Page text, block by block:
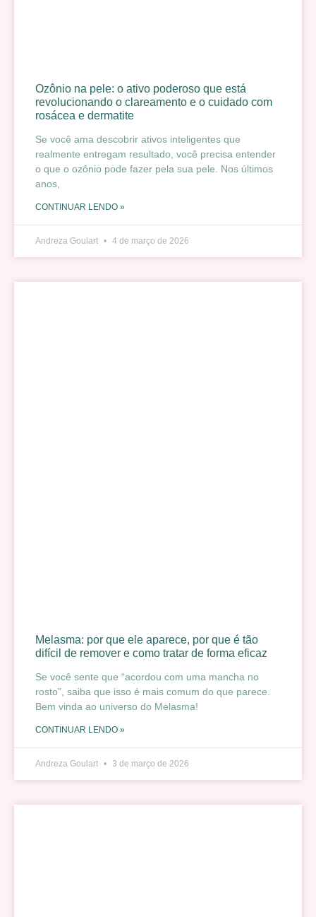
Ozônio na pele: o ativo poderoso que está
revolucionando o clareamento e o cuidado com
rosácea e dermatite
Se você ama descobrir ativos inteligentes que
realmente entregam resultado, você precisa entender
o que o ozônio pode fazer pela sua pele. Nos últimos
anos,
CONTINUAR LENDO »
Andreza Goulart 4 de março de 2026
Melasma: por que ele aparece, por que é tão
difícil de remover e como tratar de forma eficaz
Se você sente que “acordou com uma mancha no
rosto”, saiba que isso é mais comum do que parece.
Bem vinda ao universo do Melasma!
CONTINUAR LENDO »
Andreza Goulart 3 de março de 2026